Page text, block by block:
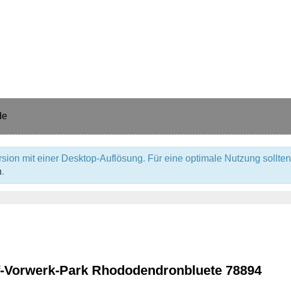
mit einer Desktop-Auflösung. Für eine optimale Nutzung sollten
.
Park Rhododendronbluete 78894